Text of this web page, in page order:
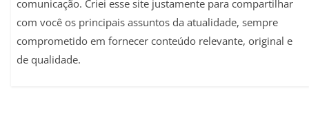
comunicação. Criei esse site justamente para compartilhar
com você os principais assuntos da atualidade, sempre
comprometido em fornecer conteúdo relevante, original e
de qualidade.